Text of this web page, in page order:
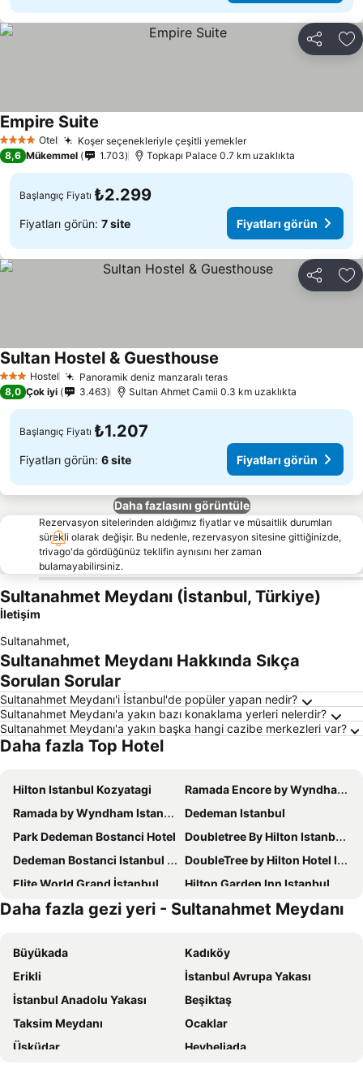
Paylaş
4 Yıldız Otel Koşer seçenekleriyle çeşitli yemeklerFiyatları görün
Empire Suite
8,6 Mükemmel 1.703 Topkapı Palace 0.7 km uzaklıkta
Başlangıç Fiyatı ₺2.299
Fiyatları görün: 7 site Fiyatları görün
Paylaş
3 YıldızHostel Panoramik deniz manzaralı terasFiyatları görün
Sultan Hostel & Guesthouse
8,0 Çok iyi 3.463 Sultan Ahmet Camii 0.3 km uzaklıkta
Başlangıç Fiyatı ₺1.207
Fiyatları görün: 6 site Fiyatları görün
Daha fazlasını görüntüle
Rezervasyon sitelerinden aldığımız fiyatlar ve müsaitlik durumları
sürekli olarak değişir. Bu nedenle, rezervasyon sitesine gittiğinizde,
trivago'da gördüğünüz teklifin aynısını her zaman
bulamayabilirsiniz.
Sultanahmet Meydanı (İstanbul, Türkiye)
İletişim
Sultanahmet,
Sultanahmet Meydanı Hakkında Sıkça
Sorulan Sorular
Sultanahmet Meydanı'i İstanbul'de popüler yapan nedir?
Sultanahmet Meydanı'a yakın bazı konaklama yerleri nelerdir?
Sultanahmet Meydanı'a yakın başka hangi cazibe merkezleri var?
Daha fazla Top Hotel
Hilton Istanbul Kozyatagi
Ramada Encore by Wyndham Istanbul Bayrampasa
Ramada by Wyndham Istanbul Golden Horn
Dedeman Istanbul
Park Dedeman Bostanci Hotel
Doubletree By Hilton Istanbul Topkapı
Dedeman Bostanci Istanbul Hotel & Convention Center
DoubleTree by Hilton Hotel Istanbul - Moda
Elite World Grand İstanbul Küçükyalı
Hilton Garden Inn Istanbul Ataturk Airport
Residence Inn By Marriott Istanbul Atasehir
DoubleTree by Hilton Hotel Istanbul - Piyalepasa
The Grand Tarabya Managed by Accor
Ciragan Palace Kempinski Istanbul
Ramada Hotel & Suites by Wyndham Istanbul Merter
The Bostancı Hotel
ibis Istanbul Zeytinburnu
Buyukada Cankaya Hotel
The Green Park Bostancı
Bof Hotels Ceo Suites Atasehir
Swissotel The Bosphorus Istanbul
Renaissance Istanbul Polat Bosphorus Hotel
Daha fazla gezi yeri - Sultanahmet Meydanı
Büyükada
Kadıköy
Erikli
İstanbul Avrupa Yakası
İstanbul Anadolu Yakası
Beşiktaş
Taksim Meydanı
Ocaklar
Üsküdar
Heybeliada